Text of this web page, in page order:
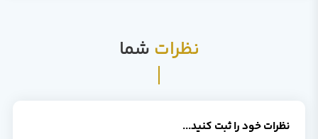
نظرات شما
نظرات خود را ثبت کنید...